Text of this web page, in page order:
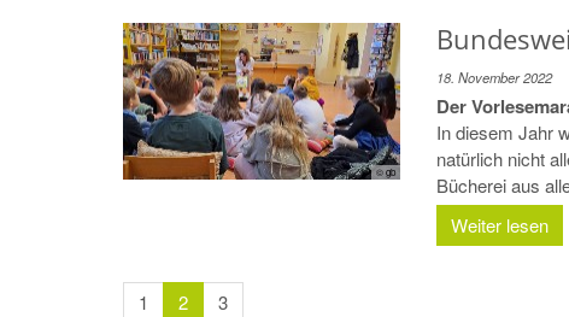
© gb
18. November 2022
Der
In diesem Jahr
natürlich nicht
Bücherei aus
Weiter lesen
1 2 3